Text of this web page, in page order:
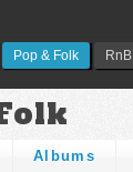
Pop & Folk RnB
Albums